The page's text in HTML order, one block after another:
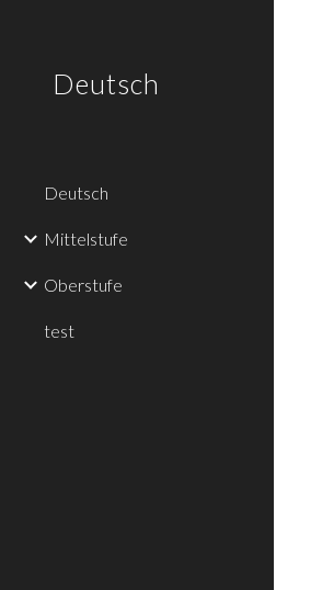
Deutsch
Deutsch
Mittelstufe
Oberstufe
test